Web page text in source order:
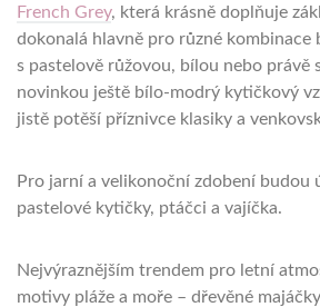
French Grey, která krásně doplňuje
dokonalá hlavně pro různé kombinace
s pastelově růžovou, bílou nebo právě
novinkou ještě bílo-modrý kytičkový
jistě potěší příznivce klasiky a
Pro jarní a velikonoční zdobení budou
pastelové kytičky, ptáčci a vajíčka.
Nejvýraznějším trendem pro letní
motivy pláže a moře – dřevěné